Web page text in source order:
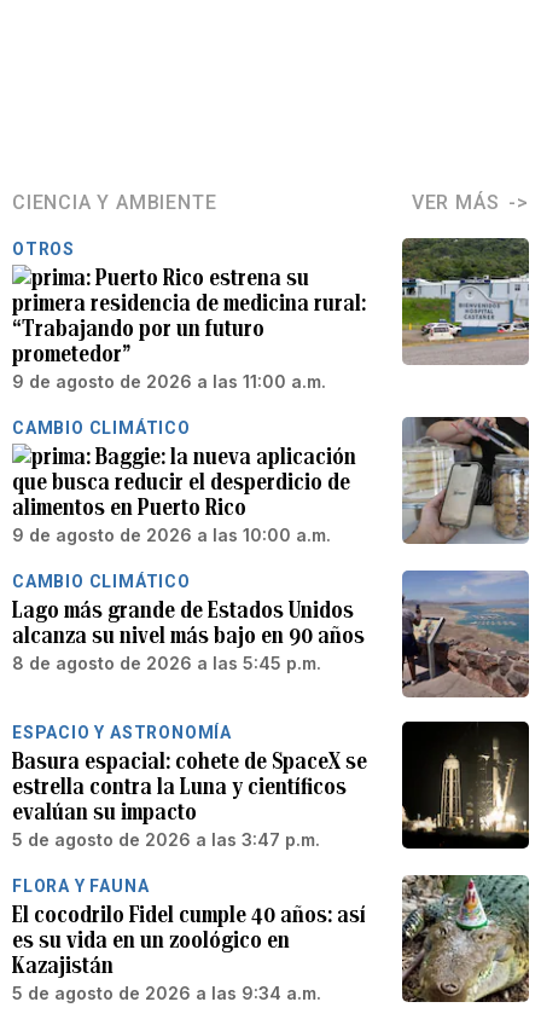
CIENCIA Y AMBIENTE VER MÁS
OTROS
Puerto Rico estrena su
primera residencia de medicina rural:
“Trabajando por un futuro
prometedor”
9 de agosto de 2026 a las 11:00 a.m.
CAMBIO CLIMÁTICO
Baggie: la nueva aplicación
que busca reducir el desperdicio de
alimentos en Puerto Rico
9 de agosto de 2026 a las 10:00 a.m.
CAMBIO CLIMÁTICO
Lago más grande de Estados Unidos
alcanza su nivel más bajo en 90 años
8 de agosto de 2026 a las 5:45 p.m.
ESPACIO Y ASTRONOMÍA
Basura espacial: cohete de SpaceX se
estrella contra la Luna y científicos
evalúan su impacto
5 de agosto de 2026 a las 3:47 p.m.
FLORA Y FAUNA
El cocodrilo Fidel cumple 40 años: así
es su vida en un zoológico en
Kazajistán
5 de agosto de 2026 a las 9:34 a.m.